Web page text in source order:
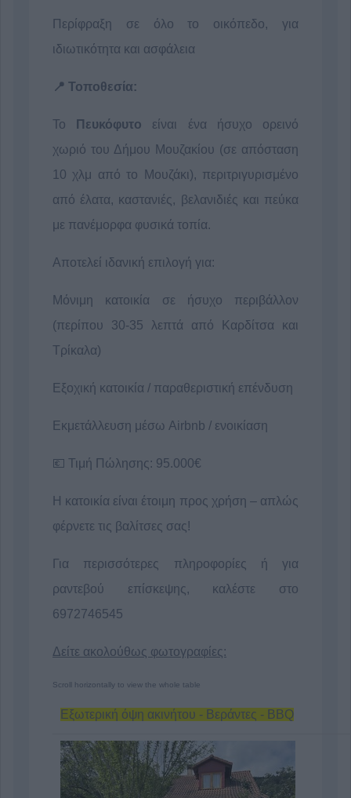
Περίφραξη σε όλο το οικόπεδο, για
ιδιωτικότητα και ασφάλεια
📍 Τοποθεσία:
Το Πευκόφυτο είναι ένα ήσυχο ορεινό
χωριό του Δήμου Μουζακίου (σε απόσταση
10 χλμ από το Μουζάκι), περιτριγυρισμένο
από έλατα, καστανιές, βελανιδιές και πεύκα
με πανέμορφα φυσικά τοπία.
Αποτελεί ιδανική επιλογή για:
Μόνιμη κατοικία σε ήσυχο περιβάλλον
(περίπου 30-35 λεπτά από Καρδίτσα και
Τρίκαλα)
Εξοχική κατοικία / παραθεριστική επένδυση
Εκμετάλλευση μέσω Airbnb / ενοικίαση
💶 Τιμή Πώλησης: 95.000€
Η κατοικία είναι έτοιμη προς χρήση – απλώς
φέρνετε τις βαλίτσες σας!
Για περισσότερες πληροφορίες ή για
ραντεβού επίσκεψης, καλέστε στο
6972746545
Δείτε ακολούθως φωτογραφίες:
Εξωτερική όψη ακινήτου - Βεράντες - BBQ